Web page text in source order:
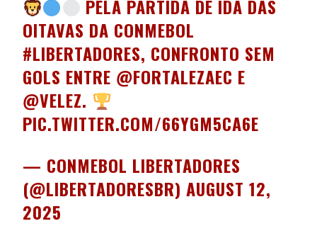
PELA PARTIDA DE IDA DAS
OITAVAS DA CONMEBOL
#LIBERTADORES, CONFRONTO SEM
GOLS ENTRE @FORTALEZAEC E
@VELEZ.
PIC.TWITTER.COM/66YGM5CA6E
— CONMEBOL LIBERTADORES
(@LIBERTADORESBR)AUGUST 12,
2025